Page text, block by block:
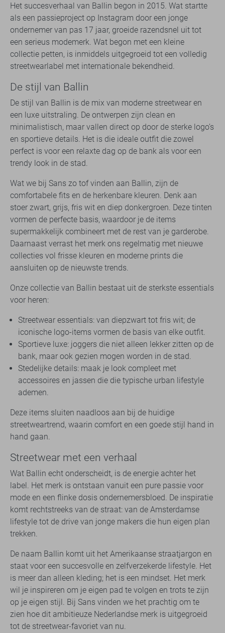
Het succesverhaal van Ballin begon in 2015. Wat startte
als een passieproject op Instagram door een jonge
ondernemer van pas 17 jaar, groeide razendsnel uit tot
een serieus modemerk. Wat begon met een kleine
collectie petten, is inmiddels uitgegroeid tot een volledig
streetwearlabel met internationale bekendheid.
De stijl van Ballin
De stijl van Ballin is de mix van moderne streetwear en
een luxe uitstraling. De ontwerpen zijn clean en
minimalistisch, maar vallen direct op door de sterke logo’s
en sportieve details. Het is die ideale outfit die zowel
perfect is voor een relaxte dag op de bank als voor een
trendy look in de stad.
Wat we bij Sans zo tof vinden aan Ballin, zijn de
comfortabele fits en de herkenbare kleuren. Denk aan
stoer zwart, grijs, fris wit en diep donkergroen. Deze tinten
vormen de perfecte basis, waardoor je de items
supermakkelijk combineert met de rest van je garderobe.
Daarnaast verrast het merk ons regelmatig met nieuwe
collecties vol frisse kleuren en moderne prints die
aansluiten op de nieuwste trends.
Onze collectie van Ballin bestaat uit de sterkste essentials
voor heren:
Streetwear essentials: van diepzwart tot fris wit; de
iconische logo-items vormen de basis van elke outfit.
Sportieve luxe: joggers die niet alleen lekker zitten op de
bank, maar ook gezien mogen worden in de stad.
Stedelijke details: maak je look compleet met
accessoires en jassen die die typische urban lifestyle
ademen.
Deze items sluiten naadloos aan bij de huidige
streetweartrend, waarin comfort en een goede stijl hand in
hand gaan.
Streetwear met een verhaal
Wat Ballin echt onderscheidt, is de energie achter het
label. Het merk is ontstaan vanuit een pure passie voor
mode en een flinke dosis ondernemersbloed. De inspiratie
komt rechtstreeks van de straat: van de Amsterdamse
lifestyle tot de drive van jonge makers die hun eigen plan
trekken.
De naam Ballin komt uit het Amerikaanse straatjargon en
staat voor een succesvolle en zelfverzekerde lifestyle. Het
is meer dan alleen kleding; het is een mindset. Het merk
wil je inspireren om je eigen pad te volgen en trots te zijn
op je eigen stijl. Bij Sans vinden we het prachtig om te
zien hoe dit ambitieuze Nederlandse merk is uitgegroeid
tot de streetwear-favoriet van nu.